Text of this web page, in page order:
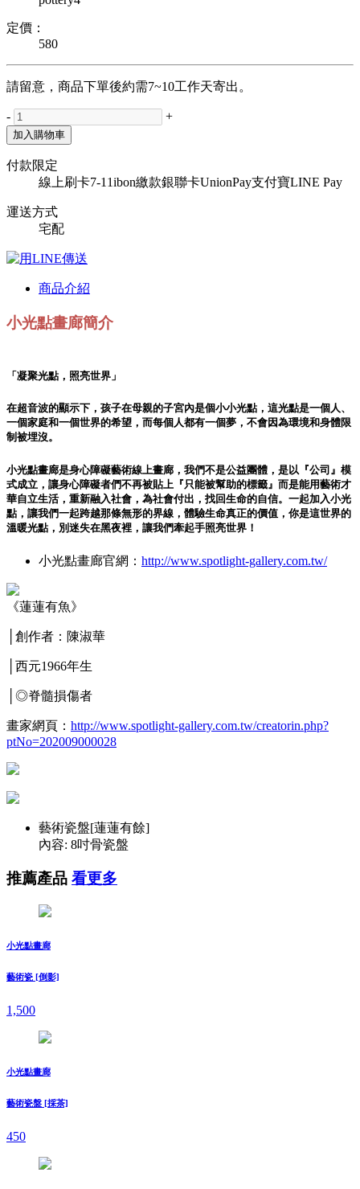
定價：
580
請留意，商品下單後約需7~10工作天寄出。
- +
加入購物車
付款限定
線上刷卡7-11ibon繳款銀聯卡UnionPay支付寶LINE Pay
運送方式
宅配
商品介紹
小光點畫廊簡介
「凝聚光點，照亮世界」
在超音波的顯示下，孩子在母親的子宮內是個小小光點，這光點是一個人、
一個家庭和一個世界的希望，而每個人都有一個夢，不會因為環境和身體限
制被埋沒。
小光點畫廊是身心障礙藝術線上畫廊，我們不是公益團體，是以『公司』模
式成立，讓身心障礙者們不再被貼上『只能被幫助的標籤』而是能用藝術才
華自立生活，重新融入社會，為社會付出，找回生命的自信。一起加入小光
點，讓我們一起跨越那條無形的界線，體驗生命真正的價值，你是這世界的
溫暖光點，別迷失在黑夜裡，讓我們牽起手照亮世界！
小光點畫廊官網： http://www.spotlight-gallery.com.tw/
《蓮蓮有魚》
│創作者：陳淑華
│西元1966年生
│◎脊髓損傷者
畫家網頁： http://www.spotlight-gallery.com.tw/creatorin.php?
ptNo=202009000028
藝術瓷盤[蓮蓮有餘]
內容: 8吋骨瓷盤
推薦產品 看更多
小光點畫廊
藝術瓷 [倒影]
1,500
小光點畫廊
藝術瓷盤 [採茶]
450